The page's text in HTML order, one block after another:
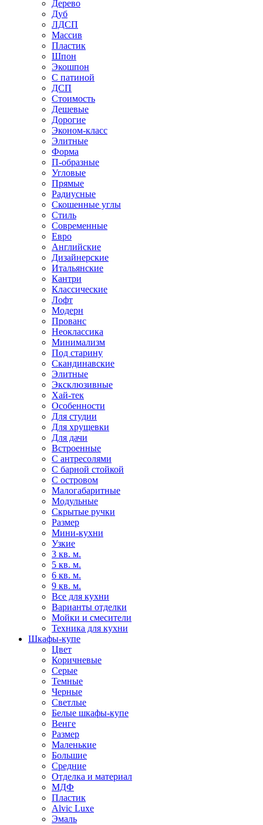
Дерево
Дуб
ЛДСП
Массив
Пластик
Шпон
Экошпон
С патиной
ДСП
Стоимость
Дешевые
Дорогие
Эконом-класс
Элитные
Форма
П-образные
Угловые
Прямые
Радиусные
Скошенные углы
Стиль
Современные
Евро
Английские
Дизайнерские
Итальянские
Кантри
Классические
Лофт
Модерн
Прованс
Неоклассика
Минимализм
Под старину
Скандинавские
Элитные
Эксклюзивные
Хай-тек
Особенности
Для студии
Для хрущевки
Для дачи
Встроенные
С антресолями
С барной стойкой
С островом
Малогабаритные
Модульные
Скрытые ручки
Размер
Мини-кухни
Узкие
3 кв. м.
5 кв. м.
6 кв. м.
9 кв. м.
Все для кухни
Варианты отделки
Мойки и смесители
Техника для кухни
Шкафы-купе
Цвет
Коричневые
Серые
Темные
Черные
Светлые
Белые шкафы-купе
Венге
Размер
Маленькие
Большие
Средние
Отделка и материал
МДФ
Пластик
Alvic Luxe
Эмаль